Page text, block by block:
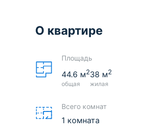
О квартире
Площадь
44.6 м2
общая
38 м2
жилая
Всего комнат
1 комната